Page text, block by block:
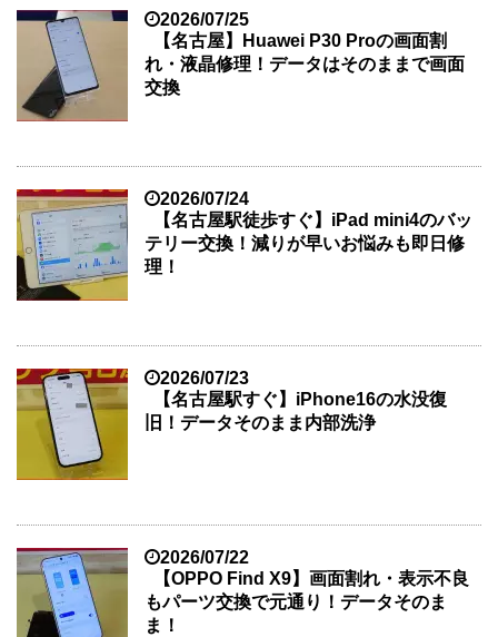
2026/07/25
【名古屋】Huawei P30 Proの画面割
れ・液晶修理！データはそのままで画面
交換
2026/07/24
【名古屋駅徒歩すぐ】iPad mini4のバッ
テリー交換！減りが早いお悩みも即日修
理！
2026/07/23
【名古屋駅すぐ】iPhone16の水没復
旧！データそのまま内部洗浄
2026/07/22
【OPPO Find X9】画面割れ・表示不良
もパーツ交換で元通り！データそのま
ま！